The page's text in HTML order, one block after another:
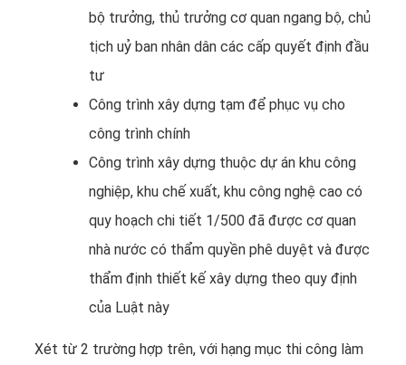
bộ trưởng, thủ trưởng cơ quan ngang bộ, chủ
tịch uỷ ban nhân dân các cấp quyết định đầu
tư
Công trình xây dựng tạm để phục vụ cho
công trình chính
Công trình xây dựng thuộc dự án khu công
nghiệp, khu chế xuất, khu công nghệ cao có
quy hoạch chi tiết 1/500 đã được cơ quan
nhà nước có thẩm quyền phê duyệt và được
thẩm định thiết kế xây dựng theo quy định
của Luật này
Xét từ 2 trường hợp trên, với hạng mục thi công làm